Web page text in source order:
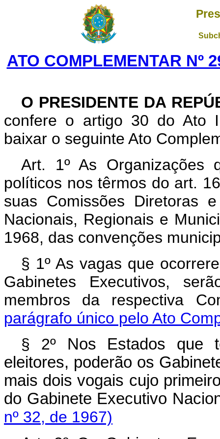
ATO COMPLEMENTAR Nº
O PRESIDENTE DA
confere o artigo 30 do Ato
baixar o seguinte Ato
Art. 1º As Organizações
políticos nos têrmos do art.
suas Comissões Diretoras
Nacionais, Regionais e
1968, das convenções
§ 1º As vagas que
Gabinetes Executivos,
membros da respectiva
parágrafo único pelo Ato
§ 2ºNos Estados que
eleitores, poderão os
mais dois vogais cujo
do Gabinete Executivo
nº 32, de 1967)